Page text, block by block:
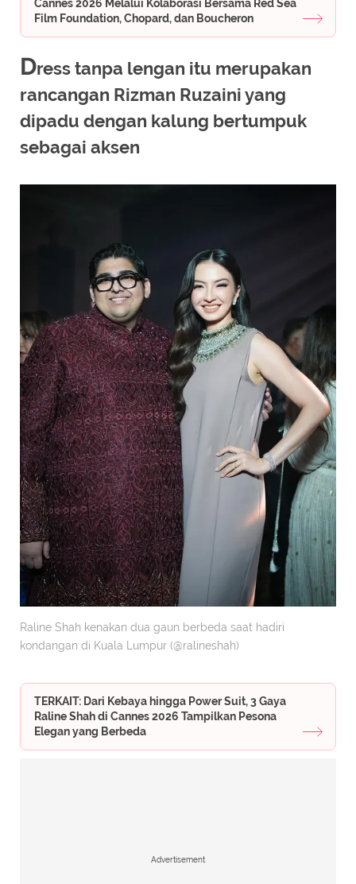
Cannes 2026 Melalui Kolaborasi Bersama Red Sea
Film Foundation, Chopard, dan Boucheron
Dress tanpa lengan itu merupakan
rancangan Rizman Ruzaini yang
dipadu dengan kalung bertumpuk
sebagai aksen
Raline Shah kenakan dua gaun berbeda saat hadiri
kondangan di Kuala Lumpur (@ralineshah)
TERKAIT: Dari Kebaya hingga Power Suit, 3 Gaya
Raline Shah di Cannes 2026 Tampilkan Pesona
Elegan yang Berbeda
Advertisement